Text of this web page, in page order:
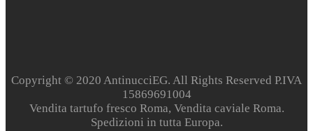
Copyright © 2020 AntinucciEG. All Rights Reserved P.IVA
15869691004
Vendita tartufo fresco Roma, Vendita caviale Roma.
Spedizioni in tutta Europa.